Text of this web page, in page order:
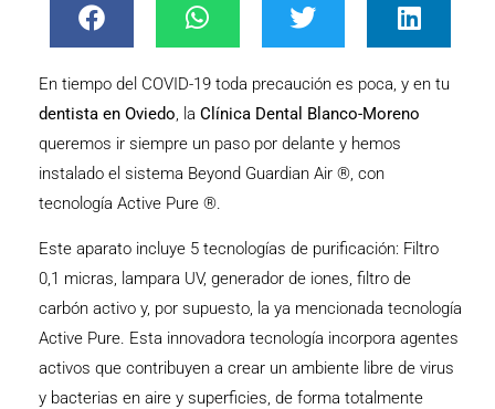
En tiempo del COVID-19 toda precaución es poca, y en tu
dentista en Oviedo , la Clínica Dental Blanco-Moreno
queremos ir siempre un paso por delante y hemos
instalado el sistema Beyond Guardian Air ®, con
tecnología Active Pure ®.
Este aparato incluye 5 tecnologías de purificación: Filtro
0,1 micras, lampara UV, generador de iones, filtro de
carbón activo y, por supuesto, la ya mencionada tecnología
Active Pure. Esta innovadora tecnología incorpora agentes
activos que contribuyen a crear un ambiente libre de virus
y bacterias en aire y superficies, de forma totalmente